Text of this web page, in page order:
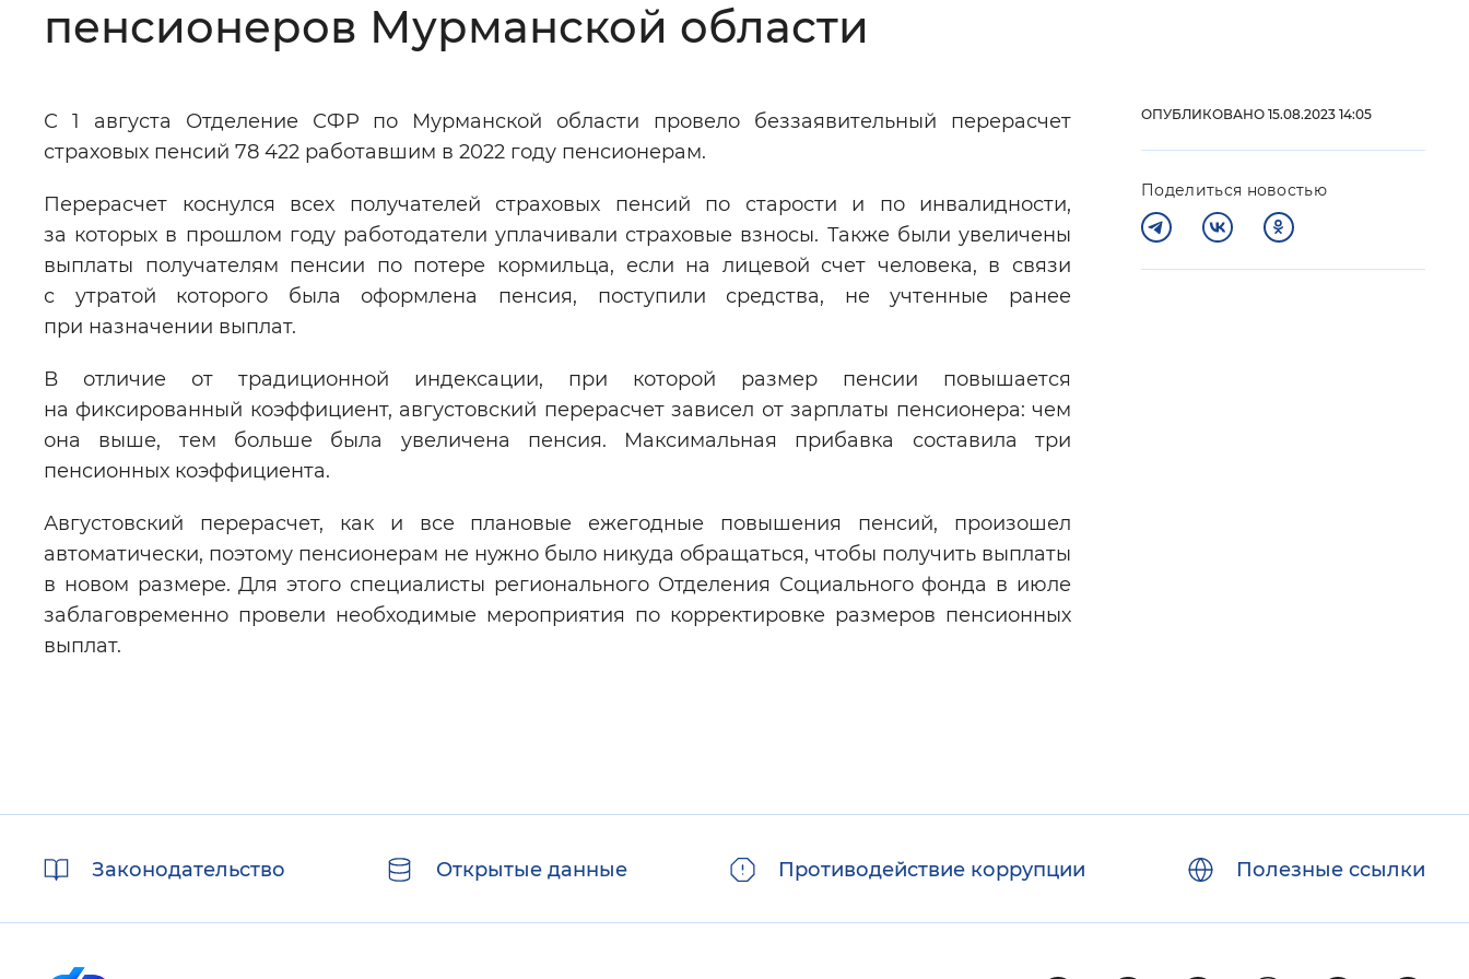
Цвет сайта: Монохромный Инверсивный монохромный
Изображения: Включены Выключены
Звуковой ассистент: Воспроизвести Остановить Повторить
Вернуть стандартные настройки
пенсионеров Мурманской области
С 1 августа Отделение СФР по Мурманской области провело беззаявительный перерасчет
страховых пенсий 78 422 работавшим в 2022 году пенсионерам.
Перерасчет коснулся всех получателей страховых пенсий по старости и по инвалидности,
за которых в прошлом году работодатели уплачивали страховые взносы. Также были увеличены
выплаты получателям пенсии по потере кормильца, если на лицевой счет человека, в связи
с утратой которого была оформлена пенсия, поступили средства, не учтенные ранее
при назначении выплат.
В отличие от традиционной индексации, при которой размер пенсии повышается
на фиксированный коэффициент, августовский перерасчет зависел от зарплаты пенсионера: чем
она выше, тем больше была увеличена пенсия. Максимальная прибавка составила три
пенсионных коэффициента.
Августовский перерасчет, как и все плановые ежегодные повышения пенсий, произошел
автоматически, поэтому пенсионерам не нужно было никуда обращаться, чтобы получить выплаты
в новом размере. Для этого специалисты регионального Отделения Социального фонда в июле
заблаговременно провели необходимые мероприятия по корректировке размеров пенсионных
выплат.
ОПУБЛИКОВАНО 15.08.2023 14:05
Поделиться новостью
ссылкиЗаконодательство Открытые данные Противодействие коррупции Полезные ссылки